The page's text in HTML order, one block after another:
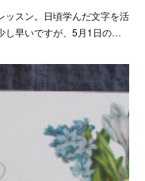
ッスン。日頃学んだ文字を活
し早いですが、5月1日の…